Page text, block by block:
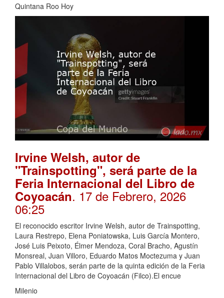
Quintana Roo Hoy
Irvine Welsh, autor de
"Trainspotting", será parte de la
Feria Internacional del Libro de
Coyoacán. 17 de Febrero, 2026
06:25
El reconocido escritor Irvine Welsh, autor de Trainspotting,
Laura Restrepo, Elena Poniatowska, Luis García Montero,
José Luis Peixoto, Élmer Mendoza, Coral Bracho, Agustín
Monsreal, Juan Villoro, Eduardo Matos Moctezuma y Juan
Pablo Villalobos, serán parte de la quinta edición de la Feria
Internacional del Libro de Coyoacán (Filco).El encue
Milenio